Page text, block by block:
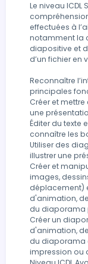
Le niveau
effectuées à
notamment la
diapositive et
d’un fichier en
Reconnaître
principales
Créer et
une
Éditer du texte
connaître les
Utiliser des
illustrer une
Créer et
images,
déplacement)
d'animation,
du diaporama
Créer un
d'animation,
du diaporama
impression ou